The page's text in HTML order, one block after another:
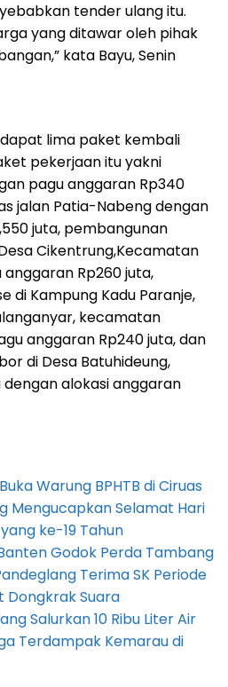
tender ulang itu.
yang ditawar oleh pihak
kata Bayu, Senin
lima paket kembali
pekerjaan itu yakni
pagu anggaran Rp340
jalan Patia-Nabeng dengan
juta, pembangunan
Cikentrung,Kecamatan
Rp260 juta,
di Kampung Kadu Paranje,
kecamatan
anggaran Rp240 juta, dan
di Desa Batuhideung,
alokasi anggaran
Warung BPHTB di Ciruas
Mengucapkan Selamat Hari
ke-19 Tahun
Godok Perda Tambang
Terima SK Periode
Dongkrak Suara
Salurkan 10 Ribu Liter Air
Terdampak Kemarau di